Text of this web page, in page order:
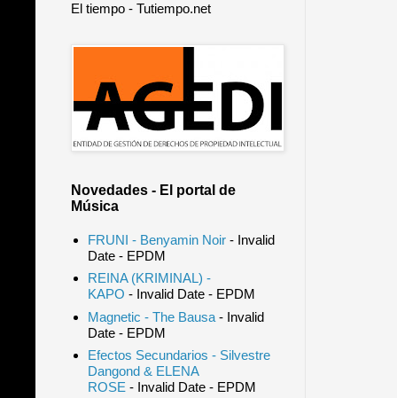
El tiempo - Tutiempo.net
Novedades - El portal de
Música
FRUNI - Benyamin Noir- Invalid
Date- EPDM
REINA (KRIMINAL) -
KAPO - Invalid Date- EPDM
Magnetic - The Bausa- Invalid
Date- EPDM
Efectos Secundarios - Silvestre
Dangond & ELENA
ROSE - Invalid Date- EPDM